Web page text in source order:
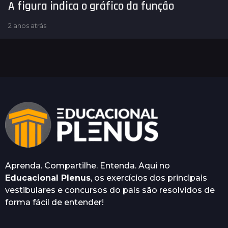
A figura indica o gráfico da função
2 anos atrás
s
Aprenda. Compartilhe. Entenda. Aqui no
Educacional Plenus, os exercícios dos principais
vestibulares e concursos do país são resolvidos de
forma fácil de entender!